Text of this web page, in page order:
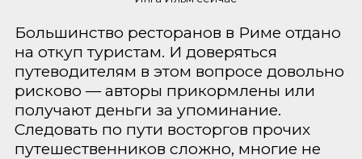
Большинство ресторанов в Риме отдано
на откуп туристам. И доверяться
путеводителям в этом вопросе довольно
рисково — авторы прикормлены или
получают деньги за упоминание.
Следовать по пути восторгов прочих
путешественников сложно, многие не